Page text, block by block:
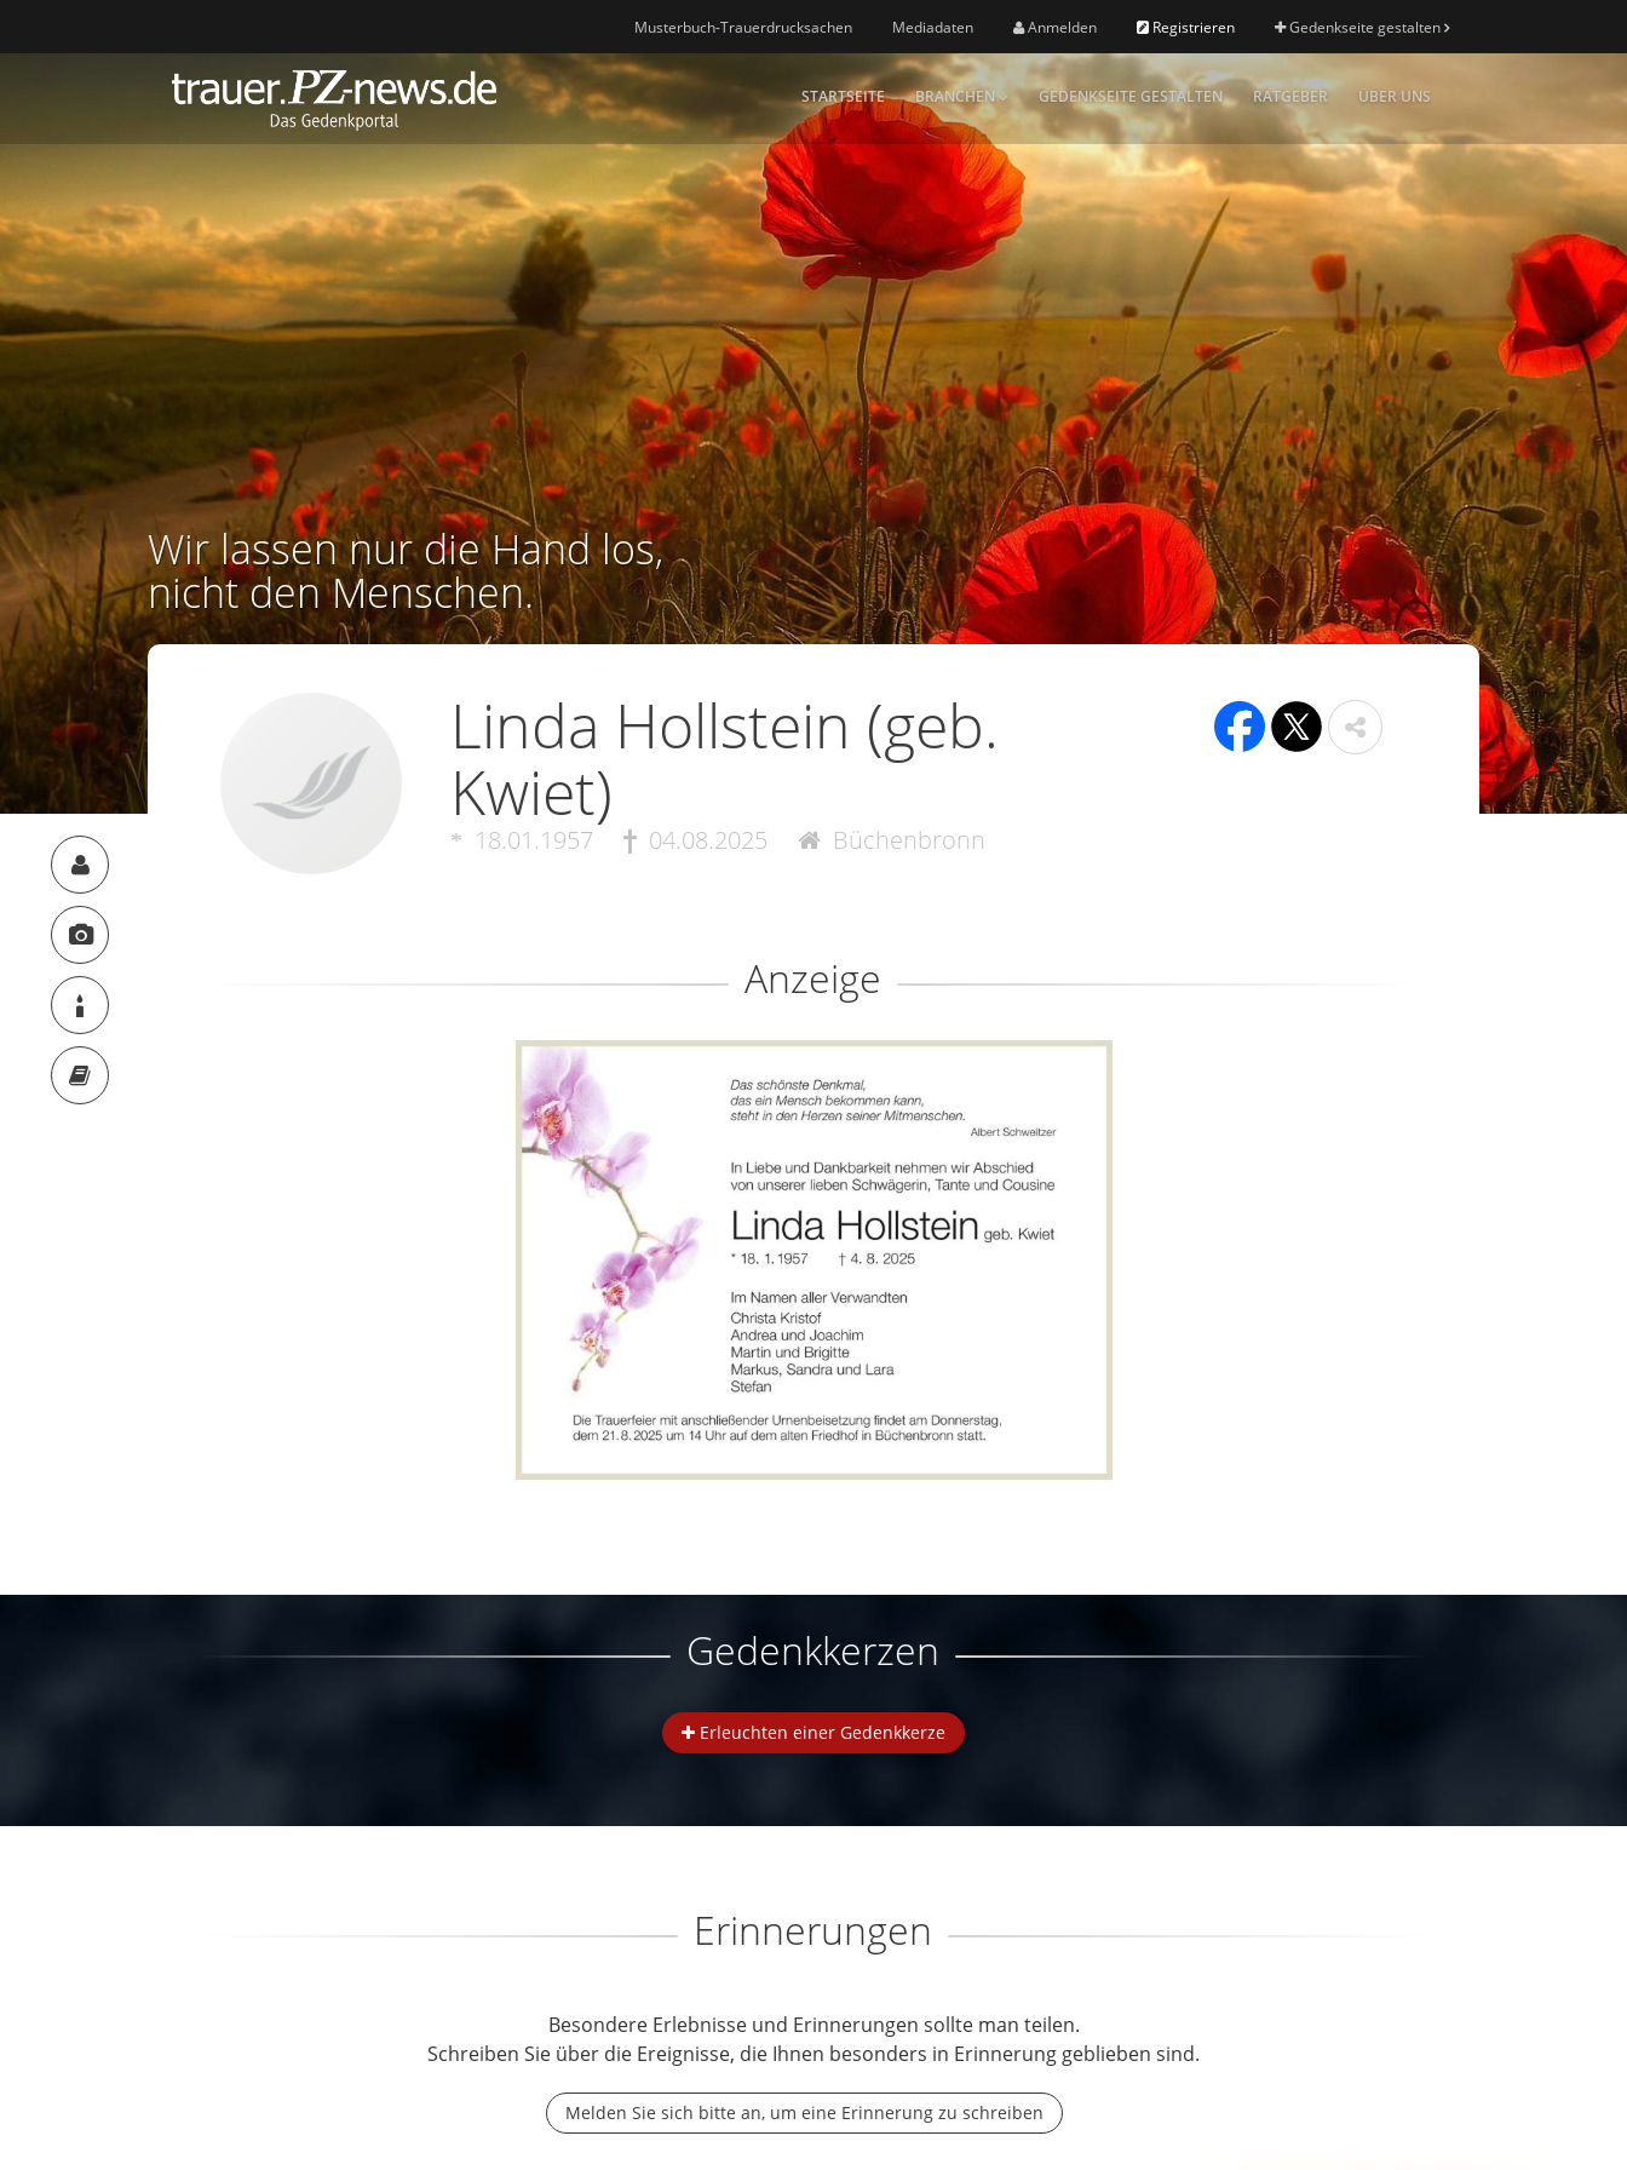
Musterbuch-Trauerdrucksachen Mediadaten Anmelden Registrieren Gedenkseite gestalten
STARTSEITE BRANCHEN GEDENKSEITE GESTALTEN RATGEBER ÜBER UNS
Wir lassen nur die Hand los,
nicht den Menschen.
Linda Hollstein (geb.
Kwiet)
18.01.1957 04.08.2025 Büchenbronn
Anzeige
Gedenkkerzen
Erleuchten einer Gedenkkerze
Erinnerungen
Besondere Erlebnisse und Erinnerungen sollte man teilen.
Schreiben Sie über die Ereignisse, die Ihnen besonders in Erinnerung geblieben sind.
Melden Sie sich bitte an, um eine Erinnerung zu schreiben